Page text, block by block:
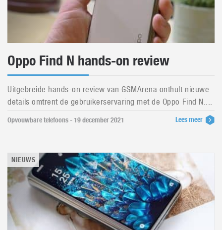
Oppo Find N hands-on review
Uitgebreide hands-on review van GSMArena onthult nieuwe
details omtrent de gebruikerservaring met de Oppo Find N....
Opvouwbare telefoons - 19 december 2021 Lees meer
NIEUWS